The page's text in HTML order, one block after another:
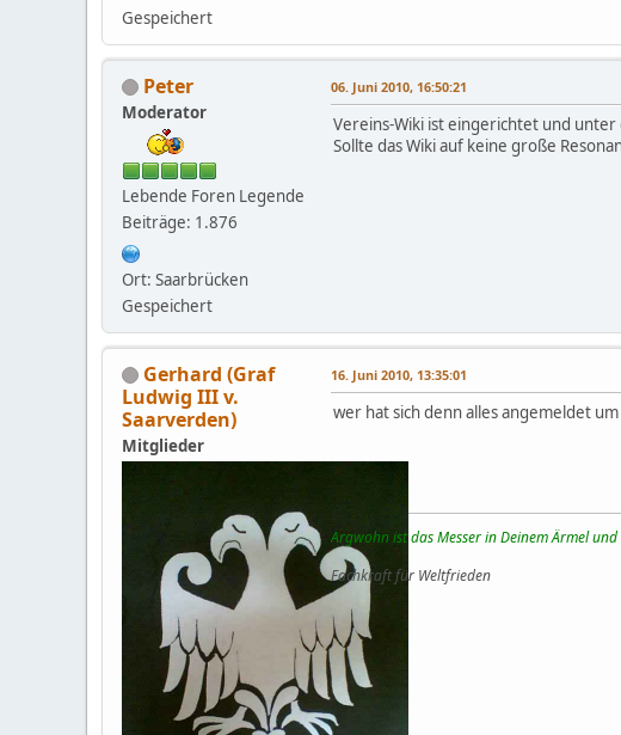
Gespeichert
Peter
Moderator
Lebende Foren Legende
Beiträge: 1.876
Ort: Saarbrücken
Gespeichert
06. Juni 2010, 16:50:21
Vereins-Wiki ist eingerichtet und
Sollte das Wiki auf keine große
Gerhard (Graf
Ludwig III v.
Saarverden)
Mitglieder
16. Juni 2010, 13:35:01
wer hat sich denn alles angemeldet
Argwohn ist das Messer in Deinem Ärmel
Fachkraft für Weltfrieden